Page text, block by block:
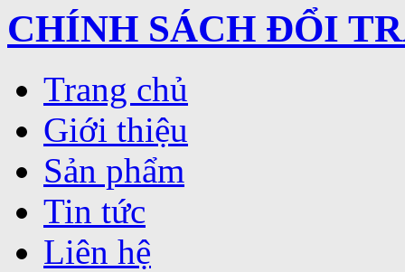
CHÍNH SÁCH ĐỔI
Trang chủ
Giới thiệu
Sản phẩm
Tin tức
Liên hệ